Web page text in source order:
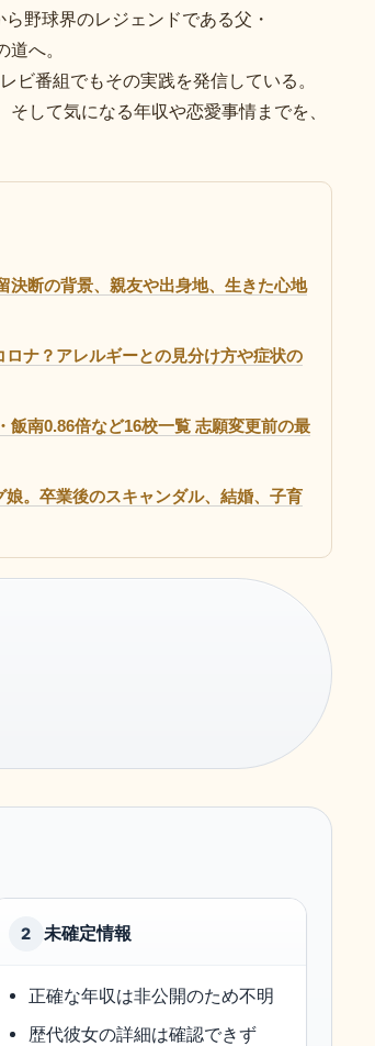
野球界のレジェンドである父・
へ。
ビ番組でもその実践を発信している。
して気になる年収や恋愛事情までを、
決断の背景、親友や出身地、生きた心地
ナ？アレルギーとの見分け方や症状の
飯南0.86倍など16校一覧 志願変更前の最
。卒業後のスキャンダル、結婚、子育
2 未確定情報
正確な年収は非公開のため不明
歴代彼女の詳細は確認できず